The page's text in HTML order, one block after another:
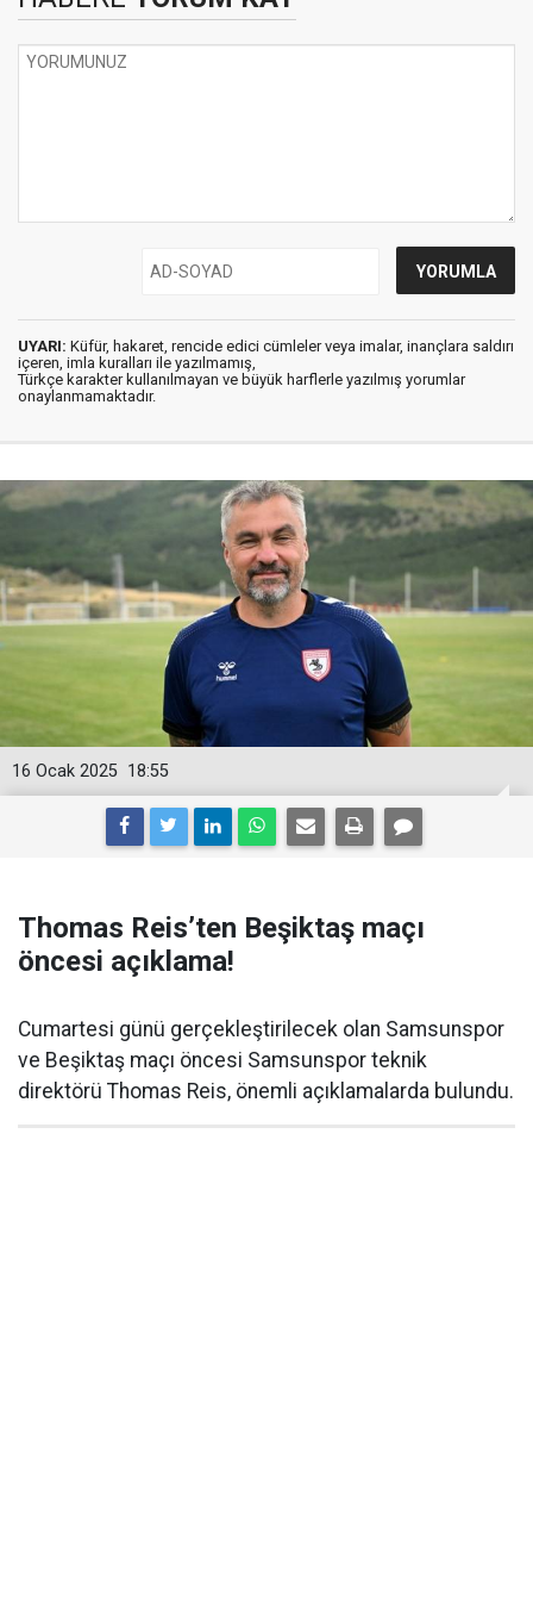
UYARI: Küfür, hakaret, rencide edici cümleler veya imalar, inançlara saldırı
içeren, imla kuralları ile yazılmamış,
Türkçe karakter kullanılmayan ve büyük harflerle yazılmış yorumlar
onaylanmamaktadır.
18:55
16 Ocak 2025
Thomas Reis’ten Beşiktaş maçı
öncesi açıklama!
Cumartesi günü gerçekleştirilecek olan Samsunspor
ve Beşiktaş maçı öncesi Samsunspor teknik
direktörü Thomas Reis, önemli açıklamalarda bulundu.